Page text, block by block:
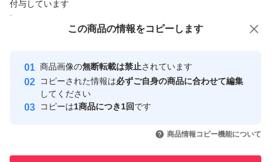
付与しています
安心取引出品者
取引実績
取引実績◯+
このユーザーはYahoo!フリマの取
引を完了させた実績があります
での取引実績があります
この商品の情報をコピーします
商品画像の無断転載は禁止されています
コピーされた情報は必ずご自身の商品に合わせて編集
してください
コピーは1商品につき1回です
商品情報コピー機能について
この商品をみている人にオススメ